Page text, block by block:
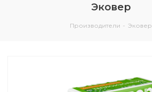
Эковер
Производители - Эковер